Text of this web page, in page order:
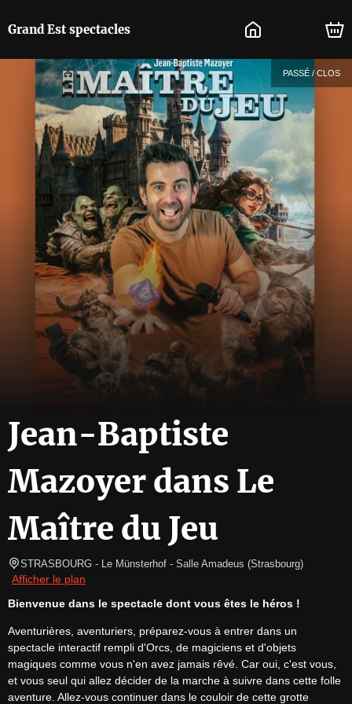
Grand Est spectacles
PASSÉ / CLOS
Jean-Baptiste
Mazoyer dans Le
Maître du Jeu
STRASBOURG - Le Münsterhof - Salle Amadeus (Strasbourg)
Afficher le plan
Bienvenue dans le spectacle dont vous êtes le héros !
Aventurières, aventuriers, préparez-vous à entrer dans un
spectacle interactif rempli d'Orcs, de magiciens et d'objets
magiques comme vous n'en avez jamais rêvé. Car oui, c'est vous,
et vous seul qui allez décider de la marche à suivre dans cette folle
aventure. Allez-vous continuer dans le couloir de cette grotte